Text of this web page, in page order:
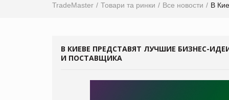
TradeMaster Товари та ринки Все новости В
В КИЕВЕ ПРЕДСТАВЯТ ЛУЧШИЕ БИЗНЕС-
И ПОСТАВЩИКА